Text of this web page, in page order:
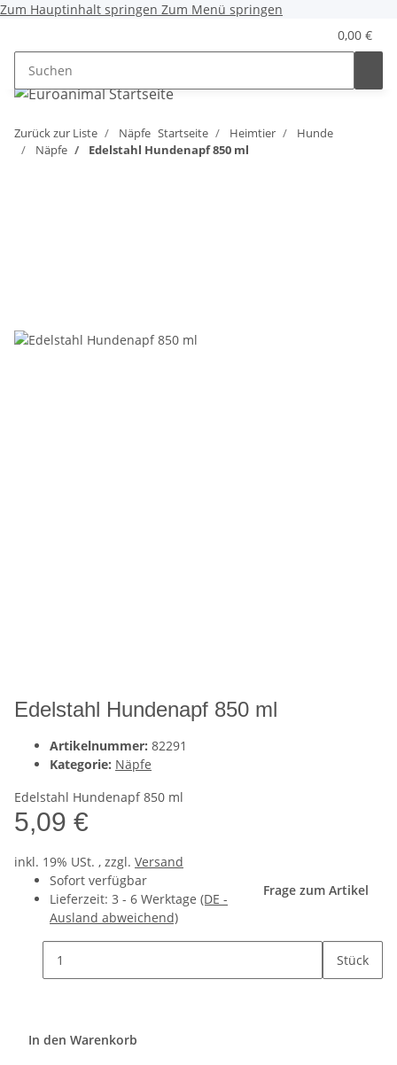
Zum Hauptinhalt springen Zum Menü springen
0,00 €
Zurück zur Liste Näpfe Startseite Heimtier
Hunde
Näpfe
Edelstahl Hundenapf 850 ml
Edelstahl Hundenapf 850 ml
Artikelnummer: 82291
Kategorie: Näpfe
Edelstahl Hundenapf 850 ml
5,09 €
inkl. 19% USt. , zzgl. Versand
Sofort verfügbar
Lieferzeit: 3 - 6 Werktage (DE -
Ausland abweichend)
Frage zum Artikel
Stück
In den Warenkorb